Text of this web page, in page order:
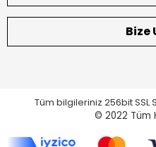
Bize
Tüm bilgileriniz 256bit SSL
© 2022 Tüm